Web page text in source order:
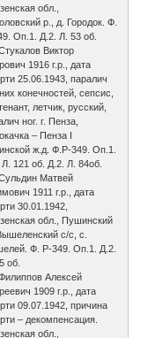
обл.,
р., д. Городок. Ф.
Оп.1. Д.2. Л. 53 об.
Виктор
1916 г.р., дата
25.06.1943, паралич
конечностей, сепсис,
летчик, русский,
ног. г. Пенза,
– Пенза I
ж.д. Ф.Р-349. Оп.1.
Л. 121 об. Д.2. Л. 84об.
Матвей
1911 г.р., дата
30.01.1942,
обл., Пушинский
с/с, с.
Ф. Р-349. Оп.1. Д.2.
об.
Алексей
1909 г.р., дата
09.07.1942, причина
– декомпенсация.
обл.,